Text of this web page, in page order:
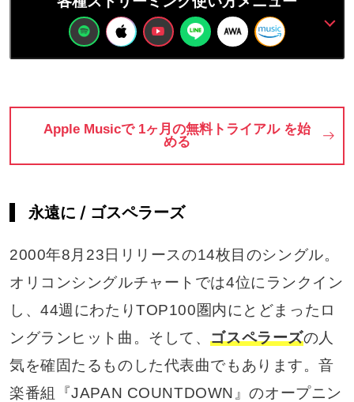
どうやって
通信量は
ダウンロード・
オフライン再生
Spotify
料金プラン一覧
無料プラン
有料プランの違い
学割プラン
について
解約方法・
アカウント削除
Apple Music
Spotifyが
落ちたら？
イコライザー
ってあるの？
Spotifyで
歌詞をみる
Spotifyで
Spotify
支払い方法
Spotifyの
タイマーは？
Spotify Apple M YouTube M
Apple Musicで 1ヶ月の無料トライアル を始
める
永遠に / ゴスペラーズ
2000年8月23日リリースの14枚目のシングル。
オリコンシングルチャートでは4位にランクイン
し、44週にわたりTOP100圏内にとどまったロ
ングランヒット曲。そして、ゴスペラーズの人
気を確固たるものした代表曲でもあります。音
楽番組『JAPAN COUNTDOWN』のオープニン